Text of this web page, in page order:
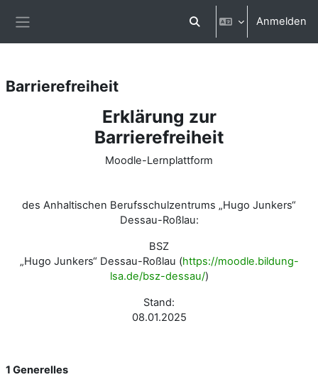
Sucheingabe umschalten
Anmelden
Barrierefreiheit
Erklärung zur
Barrierefreiheit
Moodle-Lernplattform
des Anhaltischen Berufsschulzentrums „Hugo Junkers“
Dessau-Roßlau:
BSZ
„Hugo Junkers“ Dessau-Roßlau (https://moodle.bildung-
lsa.de/bsz-dessau/)
Stand:
08.01.2025
1 Generelles